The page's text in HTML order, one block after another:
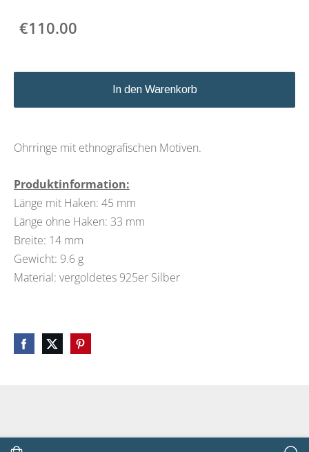
€110.00
In den Warenkorb
Ohrringe mit ethnografischen Motiven.
Produktinformation:
Länge mit Haken: 45 mm
Länge ohne Haken: 33 mm
Breite: 14 mm
Gewicht: 9.6 g
Material: vergoldetes 925er Silber